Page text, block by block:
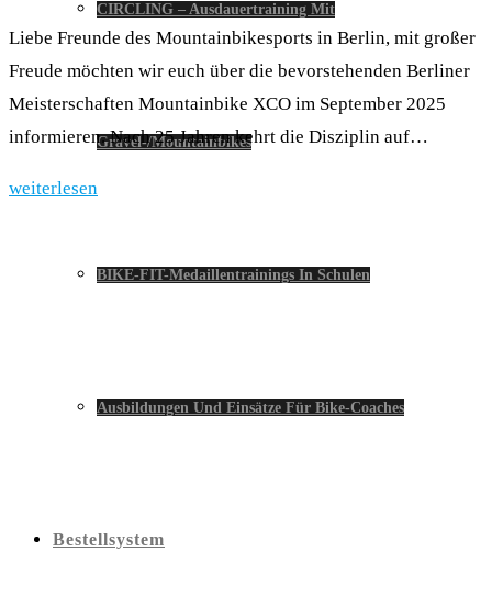
CIRCLING – Ausdauertraining Mit
Gravel-/Mountainbikes
BIKE-FIT-Medaillentrainings In Schulen
Ausbildungen Und Einsätze Für Bike-Coaches
Bestellsystem
Liebe Freunde des Mountainbikesports in Berlin, mit großer
Freude möchten wir euch über die bevorstehenden Berliner
Meisterschaften Mountainbike XCO im September 2025
informieren. Nach 25 Jahren kehrt die Disziplin auf…
weiterlesen